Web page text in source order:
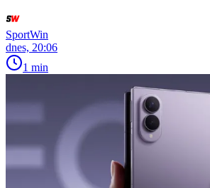
SportWin
dnes, 20:06
1 min